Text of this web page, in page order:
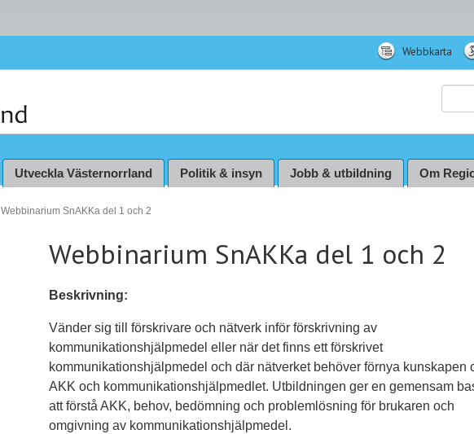
Webbkarta
Utveckla Västernorrland Politik & insyn Jobb & utbildning Om
Webbinarium SnAKKa del 1 och 2
Webbinarium SnAKKa del 1 och 2
Beskrivning:
Vänder sig till förskrivare och nätverk inför förskrivning av
kommunikationshjälpmedel eller när det finns ett förskrivet
kommunikationshjälpmedel och där nätverket behöver förnya kunskapen
AKK och kommunikationshjälpmedlet. Utbildningen ger en gemensam
att förstå AKK, behov, bedömning och problemlösning för brukaren och
omgivning av kommunikationshjälpmedel.